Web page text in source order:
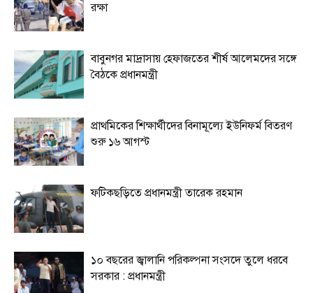
রক্ষা
বাবুনগর মাদ্রাসায় হেফাজতের শীর্ষ আলেমদের সঙ্গে
বৈঠকে প্রধানমন্ত্রী
প্রাথমিকের শিক্ষার্থীদের বিনামূল্যে ইউনিফর্ম বিতরণ
শুরু ১৬ আগস্ট
ফটিকছড়িতে প্রধানমন্ত্রী তারেক রহমান
১০ বছরের জ্বালানি পরিকল্পনা সংসদে তুলে ধরবে
সরকার : প্রধানমন্ত্রী